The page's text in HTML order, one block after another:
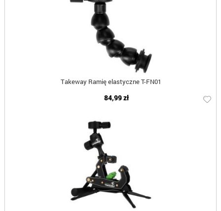
Takeway Ramię elastyczne T-FN01
84,99 zł